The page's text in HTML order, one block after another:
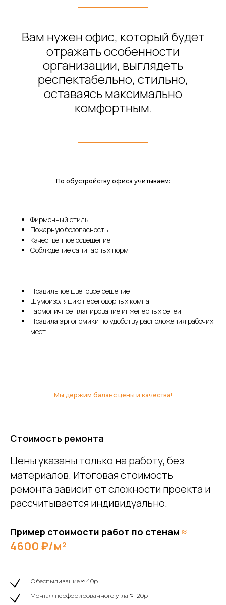
Вам нужен офис, который будет
отражать особенности
организации, выглядеть
респектабельно, стильно,
оставаясь максимально
комфортным.
По обустройству офиса учитываем:
Фирменный стиль
Пожарную безопасность
Качественное освещение
Соблюдение санитарных норм
Правильное цветовое решение
Шумоизоляцию переговорных комнат
Гармоничное планирование инженерных сетей
Правила эргономики по удобству расположения рабочих
мест
Мы держим баланс цены и качества!
Стоимость ремонта
Цены указаны только на работу, без
материалов. Итоговая стоимость
ремонта зависит от сложности проекта и
рассчитывается индивидуально.
Пример стоимости работ по стенам ≈
4600 ₽/м²
Обеспыливание ≈ 40р
Монтаж перфорированного угла ≈ 120р